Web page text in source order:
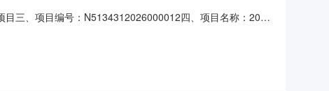
三、项目编号：N5134312026000012四、项目名称：2026
：17781525566六、合同主要信息主要标